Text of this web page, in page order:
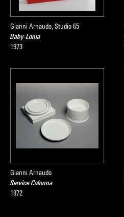
Gianni Arnaudo, Studio 65
Baby-Lonia
1973
Gianni Arnaudo
Service Colonna
1972